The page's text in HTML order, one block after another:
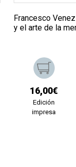
Francesco
y el arte de la
16,00€
Edición
impresa